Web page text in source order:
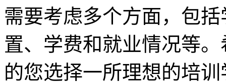
需要考虑多个方面，包
置、学费和就业情况等
的您选择一所理想的培